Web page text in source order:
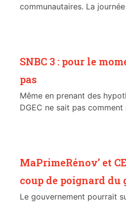
communautaires. La journée
SNBC 3 : pour le
pas
Même en prenant des
DGEC ne sait pas comment
MaPrimeRénov’ et
coup de poignard du
Le gouvernement pourrait